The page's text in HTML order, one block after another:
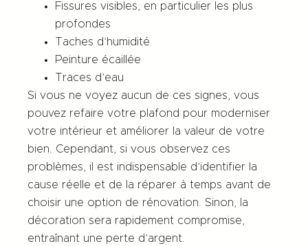
Fissures visibles, en particulier les plus
profondes
Taches d’humidité
Peinture écaillée
Traces d’eau
Si vous ne voyez aucun de ces signes, vous
pouvez refaire votre plafond pour moderniser
votre intérieur et améliorer la valeur de votre
bien. Cependant, si vous observez ces
problèmes, il est indispensable d’identifier la
cause réelle et de la réparer à temps avant de
choisir une option de rénovation. Sinon, la
décoration sera rapidement compromise,
entraînant une perte d’argent.